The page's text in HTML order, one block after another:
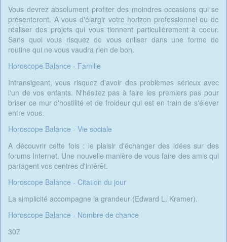
Vous devrez absolument profiter des moindres occasions qui se
présenteront. A vous d'élargir votre horizon professionnel ou de
réaliser des projets qui vous tiennent particulièrement à coeur.
Sans quoi vous risquez de vous enliser dans une forme de
routine qui ne vous vaudra rien de bon.
Horoscope Balance - Famille
Intransigeant, vous risquez d'avoir des problèmes sérieux avec
l'un de vos enfants. N'hésitez pas à faire les premiers pas pour
briser ce mur d'hostilité et de froideur qui est en train de s'élever
entre vous.
Horoscope Balance - Vie sociale
A découvrir cette fois : le plaisir d'échanger des idées sur des
forums Internet. Une nouvelle manière de vous faire des amis qui
partagent vos centres d'intérêt.
Horoscope Balance - Citation du jour
La simplicité accompagne la grandeur (Edward L. Kramer).
Horoscope Balance - Nombre de chance
307